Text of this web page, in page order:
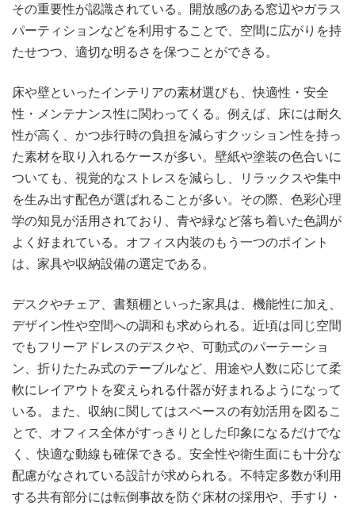
その重要性が認識されている。開放感のある窓辺やガラス
パーティションなどを利用することで、空間に広がりを持
たせつつ、適切な明るさを保つことができる。
床や壁といったインテリアの素材選びも、快適性・安全
性・メンテナンス性に関わってくる。例えば、床には耐久
性が高く、かつ歩行時の負担を減らすクッション性を持っ
た素材を取り入れるケースが多い。壁紙や塗装の色合いに
ついても、視覚的なストレスを減らし、リラックスや集中
を生み出す配色が選ばれることが多い。その際、色彩心理
学の知見が活用されており、青や緑など落ち着いた色調が
よく好まれている。オフィス内装のもう一つのポイント
は、家具や収納設備の選定である。
デスクやチェア、書類棚といった家具は、機能性に加え、
デザイン性や空間への調和も求められる。近頃は同じ空間
でもフリーアドレスのデスクや、可動式のパーテーショ
ン、折りたたみ式のテーブルなど、用途や人数に応じて柔
軟にレイアウトを変えられる什器が好まれるようになって
いる。また、収納に関してはスペースの有効活用を図るこ
とで、オフィス全体がすっきりとした印象になるだけでな
く、快適な動線も確保できる。安全性や衛生面にも十分な
配慮がなされている設計が求められる。不特定多数が利用
する共有部分には転倒事故を防ぐ床材の採用や、手すり・